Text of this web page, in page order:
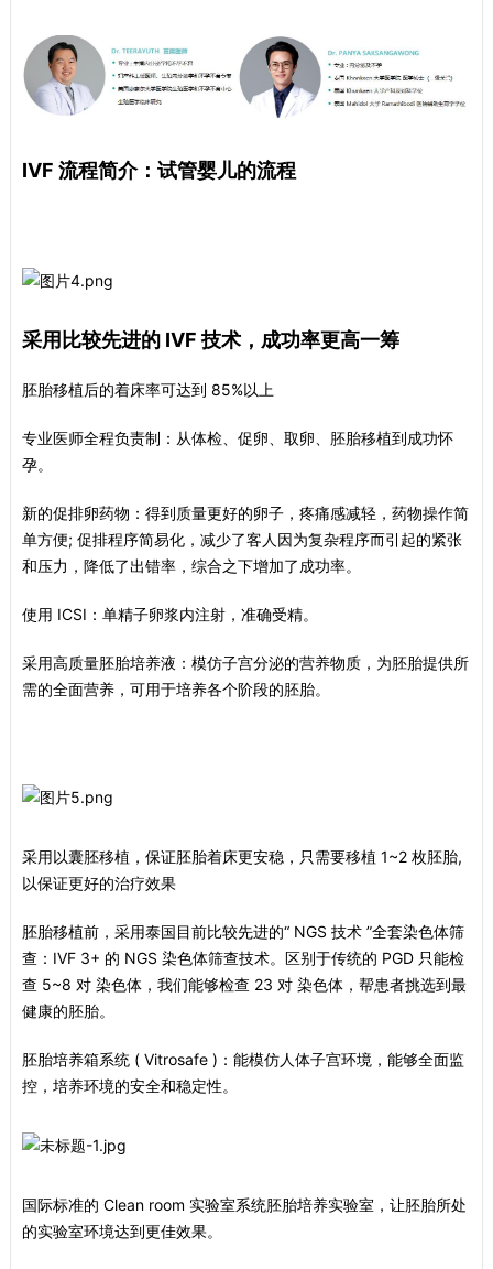
IVF 流程简介：试管婴儿的流程
采用比较先进的 IVF 技术，成功率更高一筹
胚胎移植后的着床率可达到 85%以上
专业医师全程负责制：从体检、促卵、取卵、胚胎移植到成功怀
孕。
新的促排卵药物：得到质量更好的卵子，疼痛感减轻，药物操作简
单方便; 促排程序简易化，减少了客人因为复杂程序而引起的紧张
和压力，降低了出错率，综合之下增加了成功率。
使用 ICSI：单精子卵浆内注射，准确受精。
采用高质量胚胎培养液：模仿子宫分泌的营养物质，为胚胎提供所
需的全面营养，可用于培养各个阶段的胚胎。
采用以囊胚移植，保证胚胎着床更安稳，只需要移植 1~2 枚胚胎,
以保证更好的治疗效果
胚胎移植前，采用泰国目前比较先进的“ NGS 技术 ”全套染色体筛
查：IVF 3+ 的 NGS 染色体筛查技术。区别于传统的 PGD 只能检
查 5~8 对 染色体，我们能够检查 23 对 染色体，帮患者挑选到最
健康的胚胎。
胚胎培养箱系统 ( Vitrosafe )：能模仿人体子宫环境，能够全面监
控，培养环境的安全和稳定性。
国际标准的 Clean room 实验室系统胚胎培养实验室，让胚胎所处
的实验室环境达到更佳效果。